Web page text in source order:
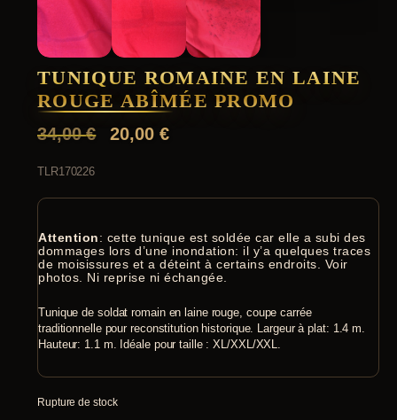
TUNIQUE ROMAINE EN LAINE
ROUGE ABÎMÉE PROMO
34,00€
L
i
x
i
n
i
i
a
20,00 €L
i
x
a
c
t
e
TLR170226
Attention: cette tunique est soldée car elle a subi des
dommages lors d’une inondation: il y’a quelques traces
de moisissures et a déteint à certains endroits. Voir
photos. Ni reprise ni échangée.
Tunique de soldat romain en laine rouge, coupe carrée
traditionnelle pour reconstitution historique. Largeur à plat: 1.4 m.
Hauteur: 1.1 m. Idéale pour taille : XL/XXL/XXL.
Rupture de stock